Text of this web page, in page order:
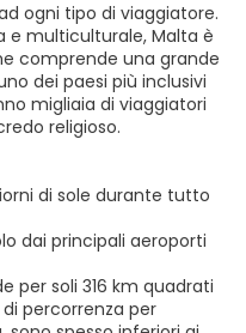
ogni tipo di viaggiatore.
e multiculturale, Malta è
comprende una grande
dei paesi più inclusivi
migliaia di viaggiatori
religioso.
di sole durante tutto
dai principali aeroporti
per soli 316 km quadrati
percorrenza per